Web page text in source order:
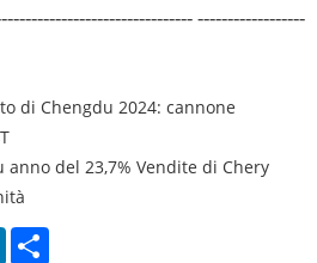
------------------
di Chengdu 2024: cannone
anno del 23,7% Vendite di Chery
LinkedIn